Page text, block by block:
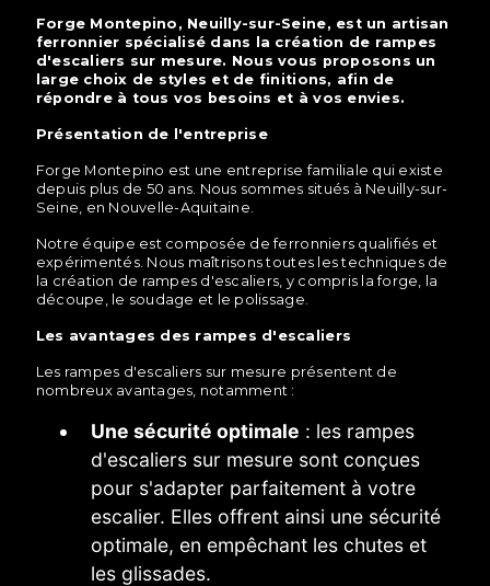
Forge Montepino, Neuilly-sur-Seine, est un artisan
ferronnier spécialisé dans la création de rampes
d'escaliers sur mesure. Nous vous proposons un
large choix de styles et de finitions, afin de
répondre à tous vos besoins et à vos envies.
Présentation de l'entreprise
Forge Montepino est une entreprise familiale qui existe
depuis plus de 50 ans. Nous sommes situés à Neuilly-sur-
Seine, en Nouvelle-Aquitaine.
Notre équipe est composée de ferronniers qualifiés et
expérimentés. Nous maîtrisons toutes les techniques de
la création de rampes d'escaliers, y compris la forge, la
découpe, le soudage et le polissage.
Les avantages des rampes d'escaliers
Les rampes d'escaliers sur mesure présentent de
nombreux avantages, notamment :
Une sécurité optimale : les rampes
d'escaliers sur mesure sont conçues
pour s'adapter parfaitement à votre
escalier. Elles offrent ainsi une sécurité
optimale, en empêchant les chutes et
les glissades.